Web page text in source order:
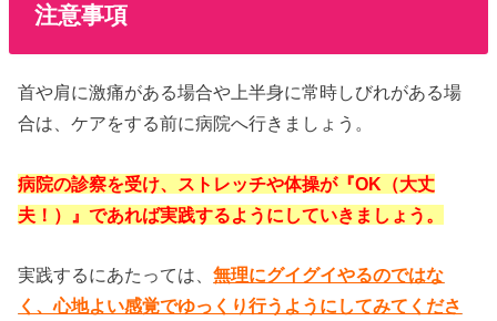
注意事項
首や肩に激痛がある場合や上半身に常時しびれがある場
合は、ケアをする前に病院へ行きましょう。
病院の診察を受け、ストレッチや体操が『OK（大丈
夫！）』であれば実践するようにしていきましょう。
実践するにあたっては、無理にグイグイやるのではな
く、心地よい感覚でゆっくり行うようにしてみてくださ